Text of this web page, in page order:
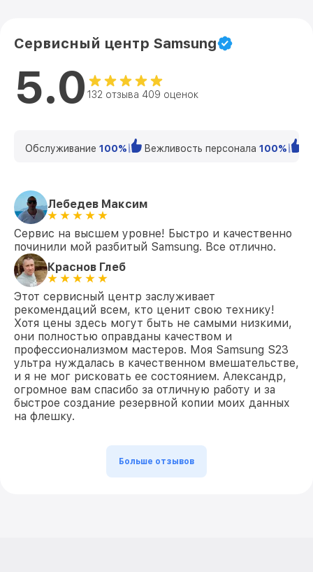
Сервисный центр Samsung
5.0 132 отзыва 409 оценок
Обслуживание 100% Вежливость персонала 100%
Лебедев Максим
Сервис на высшем уровне! Быстро и качественно
починили мой разбитый Samsung. Все отлично.
Краснов Глеб
Этот сервисный центр заслуживает
рекомендаций всем, кто ценит свою технику!
Хотя цены здесь могут быть не самыми низкими,
они полностью оправданы качеством и
профессионализмом мастеров. Моя Samsung S23
ультра нуждалась в качественном вмешательстве,
и я не мог рисковать ее состоянием. Александр,
огромное вам спасибо за отличную работу и за
быстрое создание резервной копии моих данных
на флешку.
Больше отзывов